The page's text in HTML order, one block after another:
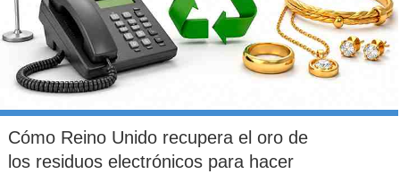
Cómo Reino Unido recupera el oro de
los residuos electrónicos para hacer